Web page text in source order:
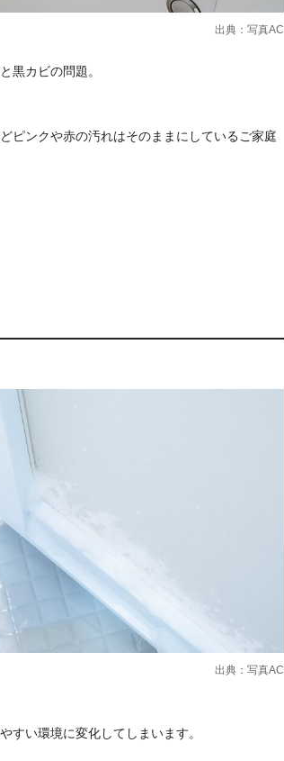
出典：写真AC
黒カビの問題。
ピンクや赤の汚れはそのままにしているご家庭
出典：写真AC
すい環境に変化してしまいます。